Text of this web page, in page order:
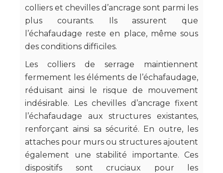
colliers et chevilles d’ancrage sont parmi les
plus courants. Ils assurent que
l’échafaudage reste en place, même sous
des conditions difficiles.
Les colliers de serrage maintiennent
fermement les éléments de l’échafaudage,
réduisant ainsi le risque de mouvement
indésirable. Les chevilles d’ancrage fixent
l’échafaudage aux structures existantes,
renforçant ainsi sa sécurité. En outre, les
attaches pour murs ou structures ajoutent
également une stabilité importante. Ces
dispositifs sont cruciaux pour les